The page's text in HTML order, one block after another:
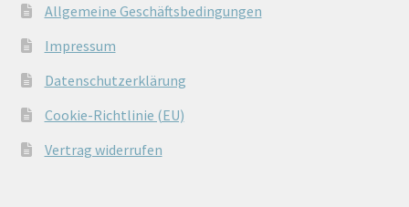
Allgemeine Geschäftsbedingungen
Impressum
Datenschutzerklärung
Cookie-Richtlinie (EU)
Vertrag widerrufen